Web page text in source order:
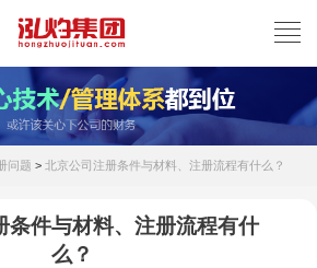
问题 > 北京公司注册条件与材料、注册流程有什么？
条件与材料、注册流程有什
么？